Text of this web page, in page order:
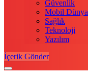
Güvenlik
Mobil Dünya
Sağlık
Teknoloji
Yazılım
İçerik Gönder